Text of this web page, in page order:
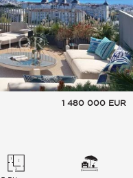
1 480 000 EUR